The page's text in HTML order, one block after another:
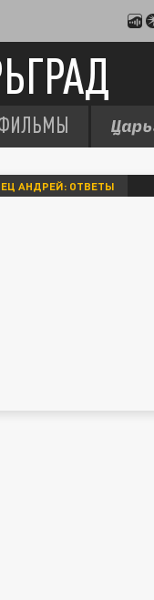
АНДРЕЙ: ОТВЕТЫ